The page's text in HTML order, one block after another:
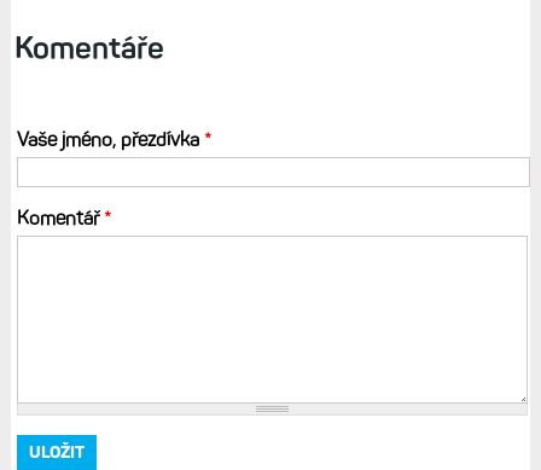
Komentáře
Vaše jméno, přezdívka *
Komentář*